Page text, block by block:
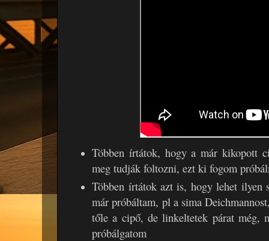
Többen írtátok, hogy a már kikopott
meg tudják foltozni, ezt ki fogom
Többen írtátok azt is, hogy lehet ilyen
már próbáltam, pl a sima
tőle a cipő, de linkeltetek párat még,
próbálgatom